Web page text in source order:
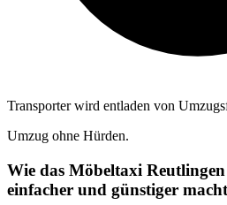
Transporter wird entladen von
Umzug ohne Hürden.
Wie das Möbeltaxi
einfacher und günstiger macht